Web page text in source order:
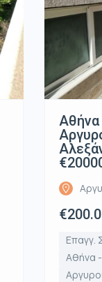
Αθήνα
Επαγγ.
Αθήνα